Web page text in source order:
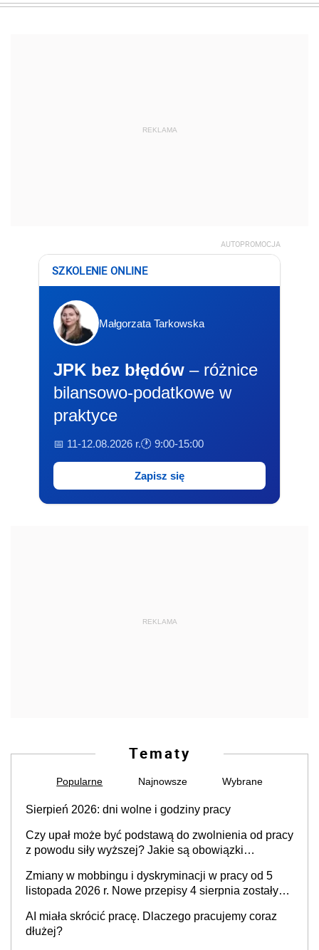
REKLAMA
AUTOPROMOCJA
SZKOLENIE ONLINE
Małgorzata Tarkowska
JPK bez błędów – różnice
bilansowo-podatkowe w
praktyce
📅 11-12.08.2026 r.🕐 9:00-15:00
Zapisz się
REKLAMA
Tematy
Popularne Najnowsze Wybrane
Sierpień 2026: dni wolne i godziny pracy
Czy upał może być podstawą do zwolnienia od pracy
z powodu siły wyższej? Jakie są obowiązki
Zmiany w mobbingu i dyskryminacji w pracy od 5
listopada 2026 r. Nowe przepisy 4 sierpnia zostały
AI miała skrócić pracę. Dlaczego pracujemy coraz
dłużej?